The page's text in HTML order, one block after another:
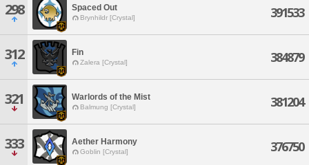
298 Spaced Out
Brynhildr [Crystal] 391533
312 Fin
Zalera [Crystal] 384879
321 Warlords of the Mist
Balmung [Crystal] 381204
333 Aether Harmony
Goblin [Crystal] 376750